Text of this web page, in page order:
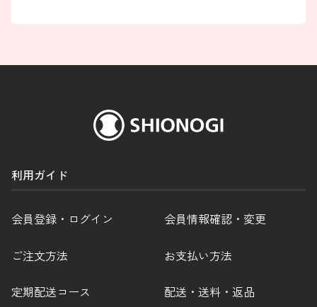
利用ガイド
会員登録・ログイン 会員情報確認・変更
ご注文方法 お支払い方法
定期配送コース
配送・送料・返品